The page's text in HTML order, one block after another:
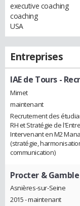
executive coaching
coaching
USA
Entreprises
IAE de Tours-
Mimet
maintenant
Recrutement des
RH et Stratégie de
Intervenant en M2
(stratégie,
communication)
Procter & Gamble
Asnières-sur-Seine
2015 - maintenant